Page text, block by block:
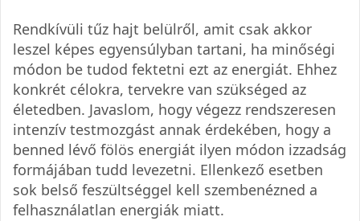
Rendkívüli tűz hajt belülről, amit csak akkor
leszel képes egyensúlyban tartani, ha minőségi
módon be tudod fektetni ezt az energiát. Ehhez
konkrét célokra, tervekre van szükséged az
életedben. Javaslom, hogy végezz rendszeresen
intenzív testmozgást annak érdekében, hogy a
benned lévő fölös energiát ilyen módon izzadság
formájában tudd levezetni. Ellenkező esetben
sok belső feszültséggel kell szembenézned a
felhasználatlan energiák miatt.